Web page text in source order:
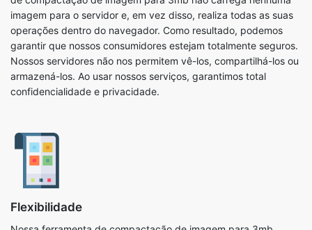
Nossos servidores não nos permitem vê-los, compartilhá-los ou
armazená-los. Ao usar nossos serviços, garantimos total
confidencialidade e privacidade.
Flexibilidade
funciona com uma ampla variedade de navegadores e
dispositivos populares. Isso é baseado em navegador e